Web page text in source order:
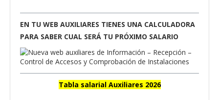
EN TU WEB AUXILIARES TIENES UNA CALCULADORA
PARA SABER CUAL SERÁ TU PRÓXIMO SALARIO
Tabla salarial Auxiliares 2026